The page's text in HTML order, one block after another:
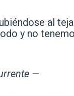
al
y no
—